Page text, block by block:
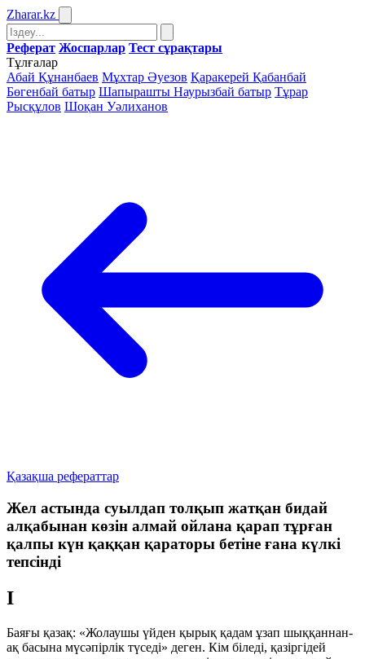
Zharar.kz
Реферат Жоспарлар Тест сұрақтары
Тұлғалар
Абай Құнанбаев Мұхтар Әуезов Қаракерей Қабанбай
Бөгенбай батыр Шапырашты Наурызбай батыр Тұрар
Рысқұлов Шоқан Уәлиханов
Қазақша рефераттар
Жел астында суылдап толқып жатқан бидай
алқабынан көзін алмай ойлана қарап тұрған
қалпы күн қаққан қараторы бетіне ғана күлкі
тепсінді
I
Баяғы қазақ: «Жолаушы үйден қырық қадам ұзап шыққаннан-
ақ басына мүсәпірлік түседі» деген. Кім біледі, қазіргідей